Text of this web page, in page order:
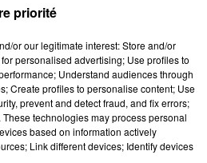
Capricorne
priorité
or our legitimate interest: Store and/or
personalised advertising; Use profiles to
Understand audiences through
Create profiles to personalise content; Use
prevent and detect fraud, and fix errors;
technologies may process personal
based on information actively
Link different devices; Identify devices